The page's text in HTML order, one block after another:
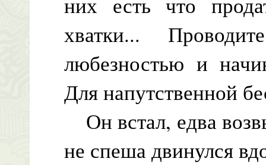
хватки...
любезностью и
Для напутственной
Он встал, едва
не спеша двинулся